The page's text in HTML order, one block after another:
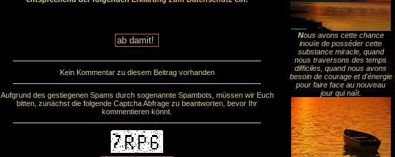
Kein Kommentar zu diesem Beitrag vorhanden
Aufgrund des gestiegenen Spams durch sogenannte Spambots, müssen wir Euch
bitten, zunächst die folgende Captcha Abfrage zu beantworten, bevor Ihr
kommentieren könnt.
Nous avons cette chance
inouïe de posséder cette
substance miracle, quand
nous traversons des temps
difficiles, quand nous avons
besoin de courage et d'énergie
pour faire face au nouveau
jour qui naît.